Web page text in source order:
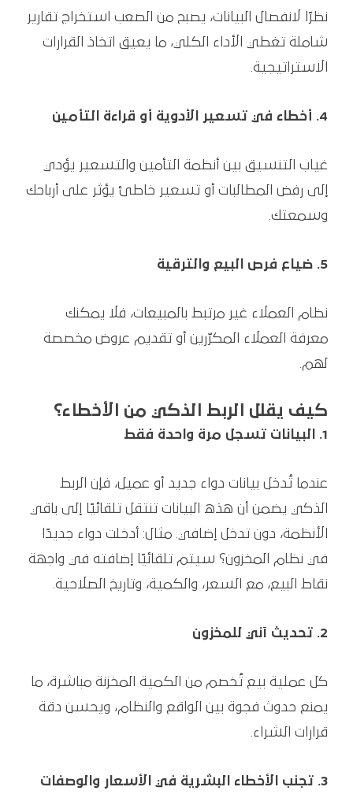
نظرًا لانفصال البيانات، يصبح من الصعب استخراج تقارير
شاملة تغطي الأداء الكلي، ما يعيق اتخاذ القرارات
الاستراتيجية.
4. أخطاء في تسعير الأدوية أو قراءة التأمين
غياب التنسيق بين أنظمة التأمين والتسعير يؤدي
إلى رفض المطالبات أو تسعير خاطئ يؤثر على أرباحك
وسمعتك.
5. ضياع فرص البيع والترقية
نظام العملاء غير مرتبط بالمبيعات، فلا يمكنك
معرفة العملاء المكرّرين أو تقديم عروض مخصصة
لهم.
كيف يقلل الربط الذكي من الأخطاء؟
1. البيانات تسجل مرة واحدة فقط
عندما تُدخل بيانات دواء جديد أو عميل، فإن الربط
الذكي يضمن أن هذه البيانات تنتقل تلقائيًا إلى باقي
الأنظمة، دون تدخل إضافي. مثال: أدخلت دواء جديدًا
في نظام المخزون؟ سيتم تلقائيًا إضافته في واجهة
نقاط البيع، مع السعر، والكمية، وتاريخ الصلاحية.
2. تحديث آني للمخزون
كل عملية بيع تُخصم من الكمية المخزنة مباشرة، ما
يمنع حدوث فجوة بين الواقع والنظام، ويحسن دقة
قرارات الشراء.
3. تجنب الأخطاء البشرية في الأسعار والوصفات